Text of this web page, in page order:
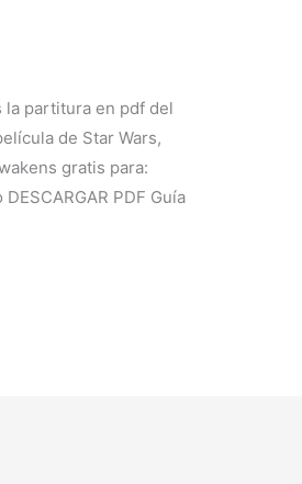
la partitura en pdf del
de Star Wars,
gratis para:
PDF Guía